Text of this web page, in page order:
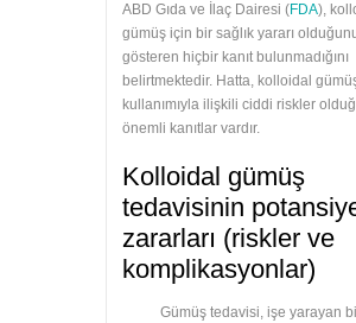
ABD Gıda ve İlaç Dairesi (FDA),
gümüş için bir sağlık yararı
gösteren hiçbir kanıt bulunmadığını
belirtmektedir. Hatta, kolloidal
kullanımıyla ilişkili ciddi riskler
önemli kanıtlar vardır.
Kolloidal gümüş
tedavisinin
zararları (riskler ve
komplikasyonlar)
Gümüş tedavisi, işe yarayan